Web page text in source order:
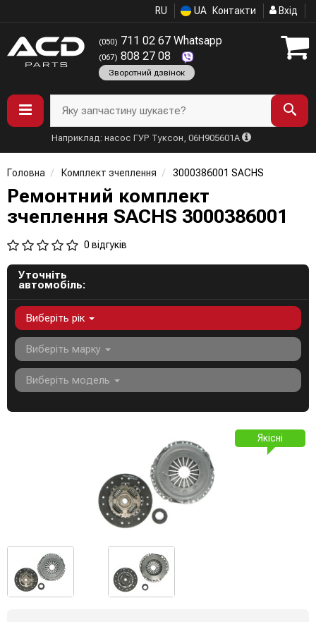
RU UA Контакти Вхід
(050) 711 02 67 Whatsapp
(067) 808 27 08
Зворотний дзвінок
Яку запчастину шукаєте?
Наприклад: насос ГУР Туксон, 06H905601A
Головна Комплект зчеплення 3000386001 SACHS
Ремонтний комплект
зчеплення SACHS 3000386001
0 відгуків
Уточніть
автомобіль:
Виберіть рік
Виберіть марку
Виберіть модель
Якісні